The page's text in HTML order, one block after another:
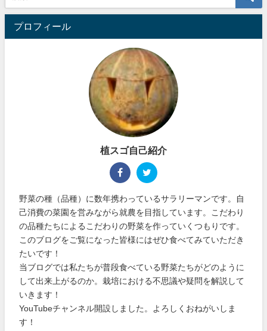
プロフィール
植スゴ自己紹介
野菜の種（品種）に数年携わっているサラリーマンです。自
己消費の菜園を営みながら就農を目指しています。こだわり
の品種たちによるこだわりの野菜を作っていくつもりです。
このブログをご覧になった皆様にはぜひ食べてみていただき
たいです！
当ブログでは私たちが普段食べている野菜たちがどのように
して出来上がるのか。栽培における不思議や疑問を解説して
いきます！
YouTubeチャンネル開設しました。よろしくおねがいしま
す！